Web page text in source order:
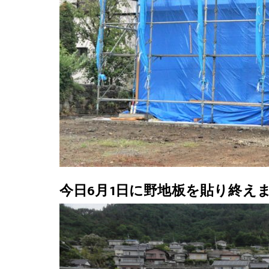
今日6月1日に野地板を貼り終え